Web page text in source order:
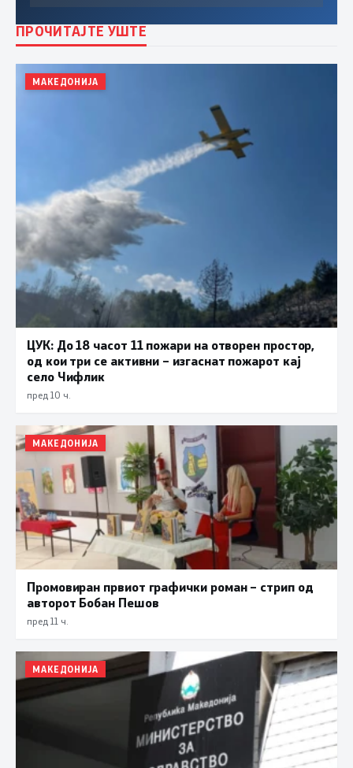
ПРОЧИТАЈТЕ УШТЕ
МАКЕДОНИЈА
ЦУК: До 18 часот 11 пожари на отворен простор,
од кои три се активни – изгаснат пожарот кај
село Чифлик
пред 10 ч.
МАКЕДОНИЈА
Промовиран првиот графички роман – стрип од
авторот Бобан Пешов
пред 11 ч.
МАКЕДОНИЈА